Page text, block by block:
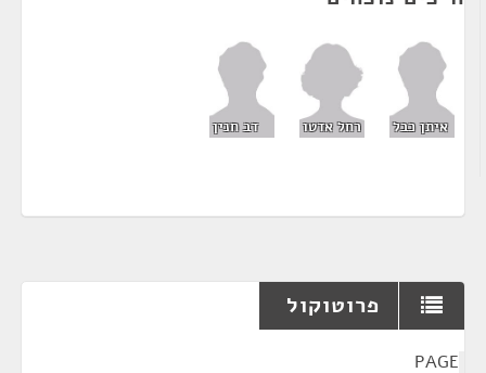
איתן כבל רחל אדטו דב חנין
פרוטוקול
PAGE